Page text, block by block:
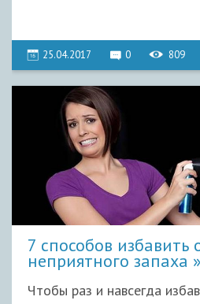
25.04.2017 0 809
7 способов избавить
неприятного запаха
Чтобы раз и навсегда